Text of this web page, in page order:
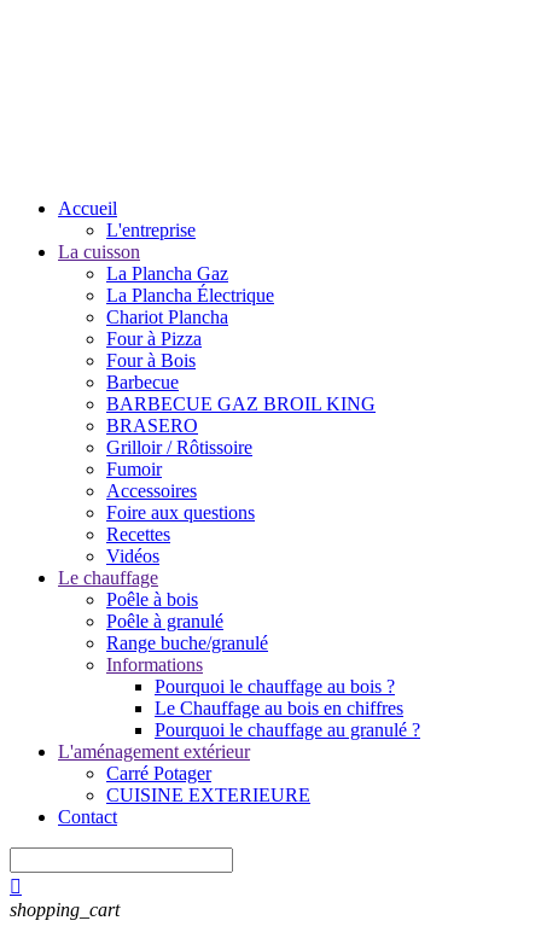
Accueil
L'entreprise
La cuisson
La Plancha Gaz
La Plancha Électrique
Chariot Plancha
Four à Pizza
Four à Bois
Barbecue
BARBECUE GAZ BROIL KING
BRASERO
Grilloir / Rôtissoire
Fumoir
Accessoires
Foire aux questions
Recettes
Vidéos
Le chauffage
Poêle à bois
Poêle à granulé
Range buche/granulé
Informations
Pourquoi le chauffage au bois ?
Le Chauffage au bois en chiffres
Pourquoi le chauffage au granulé ?
L'aménagement extérieur
Carré Potager
CUISINE EXTERIEURE
Contact

shopping_cart